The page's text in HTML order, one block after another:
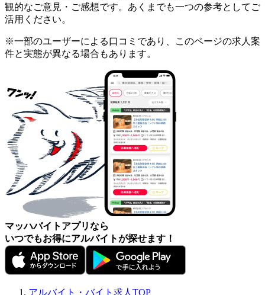
観的なご意見・ご感想です。あくまでも一つの参考としてご
活用ください。
※一部のユーザーによる口コミであり、このページの求人案
件と実態が異なる場合もあります。
マッハバイトアプリなら
いつでもお得にアルバイトが探せます！
アルバイト・バイト求人TOP